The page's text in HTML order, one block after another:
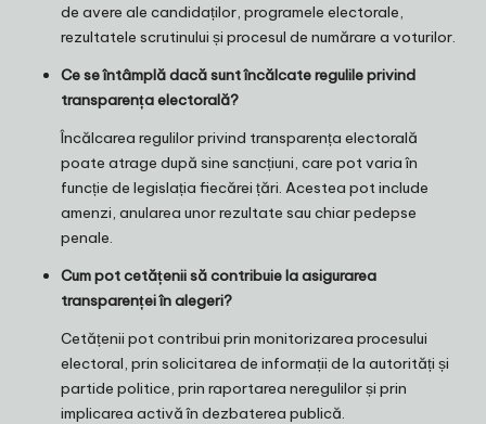
de avere ale candidaților, programele electorale,
rezultatele scrutinului și procesul de numărare a voturilor.
Ce se întâmplă dacă sunt încălcate regulile privind
transparența electorală?
Încălcarea regulilor privind transparența electorală
poate atrage după sine sancțiuni, care pot varia în
funcție de legislația fiecărei țări. Acestea pot include
amenzi, anularea unor rezultate sau chiar pedepse
penale.
Cum pot cetățenii să contribuie la asigurarea
transparenței în alegeri?
Cetățenii pot contribui prin monitorizarea procesului
electoral, prin solicitarea de informații de la autorități și
partide politice, prin raportarea neregulilor și prin
implicarea activă în dezbaterea publică.